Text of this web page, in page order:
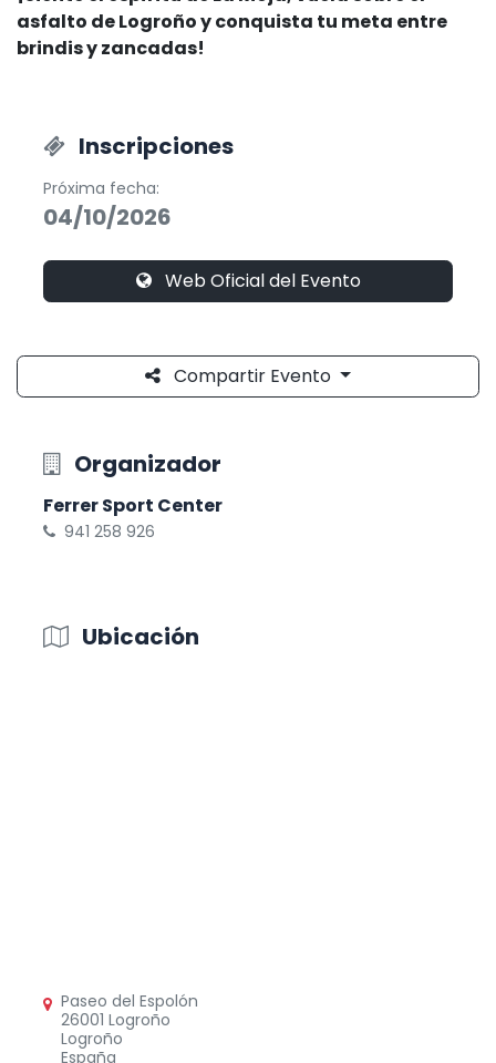
asfalto de Logroño y conquista tu meta entre
brindis y zancadas!
Inscripciones
Próxima fecha:
04/10/2026
Web Oficial del Evento
Compartir Evento
Organizador
Ferrer Sport Center
941 258 926
Ubicación
Paseo del Espolón
26001 Logroño
Logroño
España